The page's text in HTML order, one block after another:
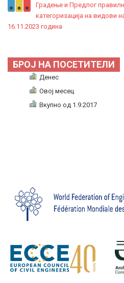
Градење и Предлог
категоризација на видови
16.11.2023 година
БРОЈ НА ПОСЕТИТЕЛИ
Денес
Овој месец
Вкупно од 1.9.2017